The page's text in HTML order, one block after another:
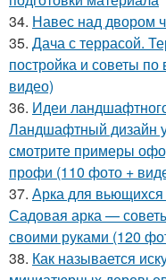
34. Навес над двором
35. Дача с террасой.
постройка и советы
видео)
36. Идеи
Ландшафтный дизайн
смотрите примеры
профи (110 фото +
37. Арка для вьющихся
Садовая арка —
своими руками (120
38. Как называется